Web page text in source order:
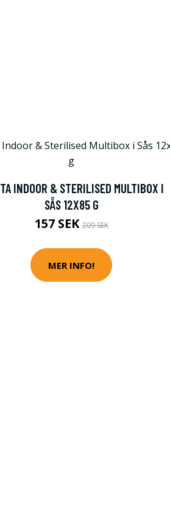
INDOOR & STERILISED MULTIBOX I
SÅS 12X85 G
157 SEK209 SEK
MER INFO!